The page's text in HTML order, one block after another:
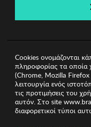
Cookies ονομάζονται
πληροφορίας τα οποία
(Chrome, Mozilla
λειτουργία ενός
τις προτιμήσεις του
αυτόν. Στο site
διαφορετικοί τύποι